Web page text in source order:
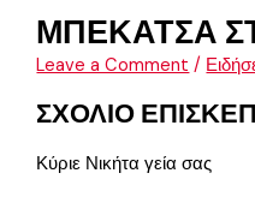
ΜΠΕΚΑΤΣΑ
Leave a Comment /
ΣΧΟΛΙΟ
Κύριε Νικήτα γεία σας